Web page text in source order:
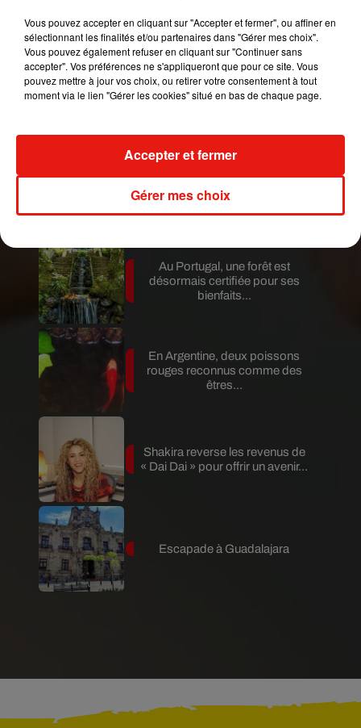
Publié : 18 septembre 2018 à 7h12 par Diane
Thibaudier
Mundo Latino
Au Guatemala, le volcan de
Benny Blanco invite Selena
Gomez et Becky G sur son
Au Portugal, une forêt est
désormais certifiée pour ses
bienfaits...
En Argentine, deux poissons
rouges reconnus comme des
êtres...
Shakira reverse les revenus de
« Dai Dai » pour offrir un avenir...
Escapade à Guadalajara
Vous pouvez accepter en cliquant sur "Accepter et fermer", ou affiner en
sélectionnant les finalités et/ou partenaires dans "Gérer mes choix".
Vous pouvez également refuser en cliquant sur "Continuer sans
accepter". Vos préférences ne s'appliqueront que pour ce site. Vous
pouvez mettre à jour vos choix, ou retirer votre consentement à tout
moment via le lien "Gérer les cookies" situé en bas de chaque page.
Gérer mes choix
Accepter et fermer